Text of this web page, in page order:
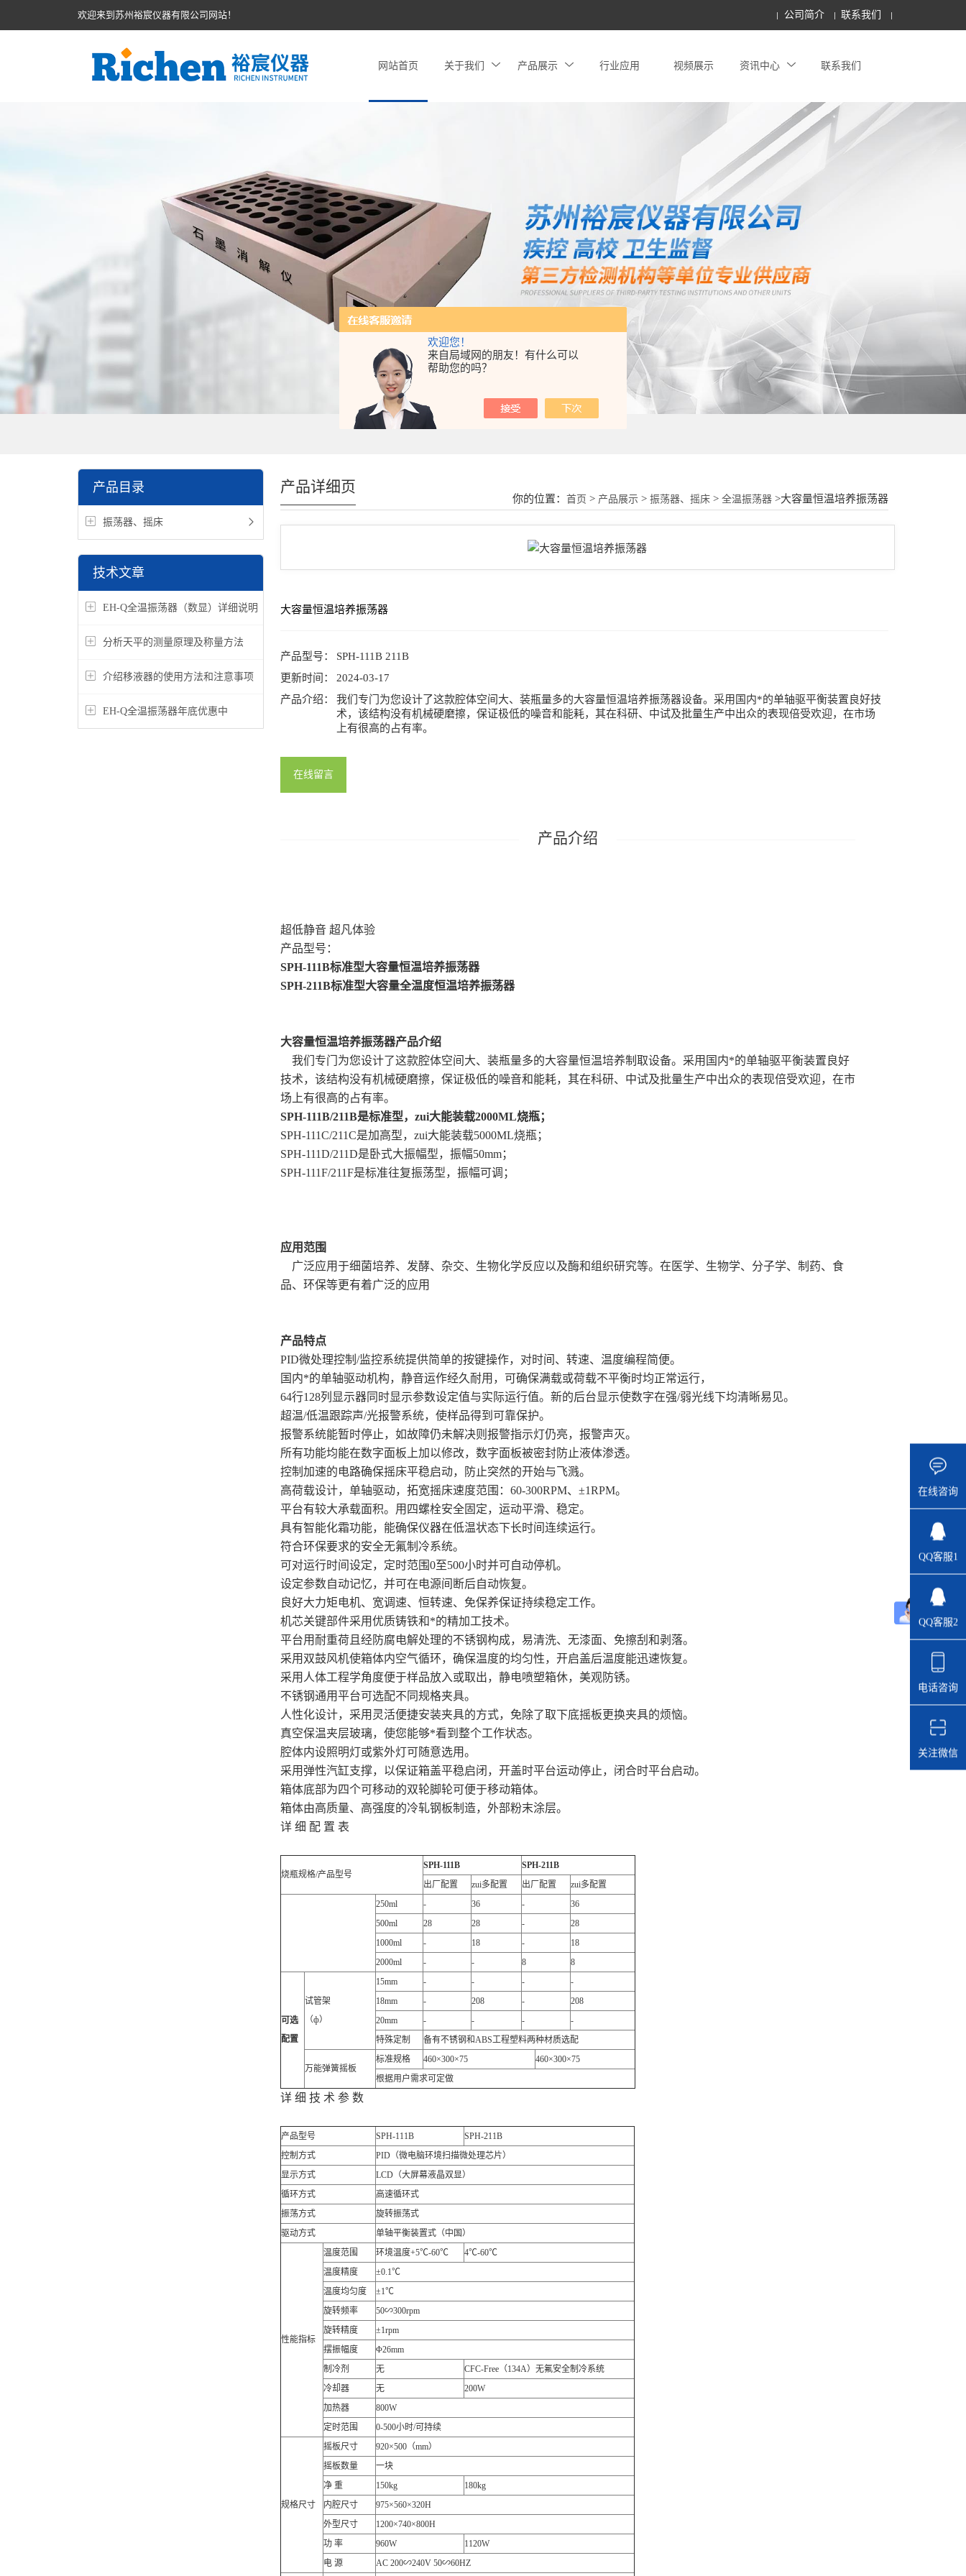
欢迎您！
来自局域网的朋友！有什么可以
帮助您的吗？
欢迎来到苏州裕宸仪器有限公司网站！ 公司简介 联系我们
网站首页 关于我们 产品展示 行业应用 视频展示 资讯中心 联系我们
产品目录
振荡器、摇床
技术文章
EH-Q全温振荡器（数显）详细说明
分析天平的测量原理及称量方法
介绍移液器的使用方法和注意事项
EH-Q全温振荡器年底优惠中
你的位置：首页 > 产品展示 >振荡器、摇床 >全温振荡器 >大容量恒温培养振荡器
产品详细页
大容量恒温培养振荡器
产品型号：
SPH-111B 211B
更新时间：
2024-03-17
产品介绍：
我们专门为您设计了这款腔体空间大、装瓶量多的大容量恒温培养振荡器设备。采用国内*的单轴驱平衡装置良好技
术，该结构没有机械硬磨擦，保证极低的噪音和能耗，其在科研、中试及批量生产中出众的表现倍受欢迎，在市场
上有很高的占有率。
在线留言
超低静音 超凡体验
产品型号：
SPH-111B标准型大容量恒温培养振荡器
SPH-211B标准型大容量全温度恒温培养振荡器
大容量恒温培养振荡器产品介绍
我们专门为您设计了这款腔体空间大、装瓶量多的大容量恒温培养制取设备。采用国内*的单轴驱平衡装置良好
技术，该结构没有机械硬磨擦，保证极低的噪音和能耗，其在科研、中试及批量生产中出众的表现倍受欢迎，在市
场上有很高的占有率。
SPH-111B/211B是标准型，zui大能装载2000ML烧瓶；
SPH-111C/211C是加高型，zui大能装载5000ML烧瓶；
SPH-111D/211D是卧式大振幅型，振幅50mm；
SPH-111F/211F是标准往复振荡型，振幅可调；
应用范围
广泛应用于细菌培养、发酵、杂交、生物化学反应以及酶和组织研究等。在医学、生物学、分子学、制药、食
品、环保等更有着广泛的应用
产品特点
PID微处理控制/监控系统提供简单的按键操作，对时间、转速、温度编程简便。
国内*的单轴驱动机构，静音运作经久耐用，可确保满载或荷载不平衡时均正常运行，
64行128列显示器同时显示参数设定值与实际运行值。新的后台显示使数字在强/弱光线下均清晰易见。
超温/低温跟踪声/光报警系统，使样品得到可靠保护。
报警系统能暂时停止，如故障仍未解决则报警指示灯仍亮，报警声灭。
所有功能均能在数字面板上加以修改，数字面板被密封防止液体渗透。
控制加速的电路确保摇床平稳启动，防止突然的开始与飞溅。
高荷载设计，单轴驱动，拓宽摇床速度范围：60-300RPM、±1RPM。
平台有较大承载面积。用四螺栓安全固定，运动平滑、稳定。
具有智能化霜功能，能确保仪器在低温状态下长时间连续运行。
符合环保要求的安全无氟制冷系统。
可对运行时间设定，定时范围0至500小时并可自动停机。
设定参数自动记忆，并可在电源间断后自动恢复。
良好大力矩电机、宽调速、恒转速、免保养保证持续稳定工作。
机芯关键部件采用优质铸铁和*的精加工技术。
平台用耐重荷且经防腐电解处理的不锈钢构成，易清洗、无漆面、免擦刮和剥落。
采用双鼓风机使箱体内空气循环，确保温度的均匀性，开启盖后温度能迅速恢复。
采用人体工程学角度便于样品放入或取出，静电喷塑箱休，美观防锈。
不锈钢通用平台可选配不同规格夹具。
人性化设计，采用灵活便捷安装夹具的方式，免除了取下底摇板更换夹具的烦恼。
真空保温夹层玻璃，使您能够*看到整个工作状态。
腔体内设照明灯或紫外灯可随意选用。
采用弹性汽缸支撑，以保证箱盖平稳启闭，开盖时平台运动停止，闭合时平台启动。
箱体底部为四个可移动的双轮脚轮可便于移动箱体。
箱体由高质量、高强度的冷轧钢板制造，外部粉末涂层。
详 细 配 置 表
烧瓶规格/产品型号
SPH-111B
SPH-211B
出厂配置
zui多配置 出厂配置
zui多配置
250ml
- 36 -
36
500ml
28 28 -
28
1000ml
- 18 -
18
2000ml
- - 8 8
可选
配置
试管架
（ф）
15mm - - -
-
18mm
- 208 -
208
20mm
- - -
-
特殊定制
备有不锈钢和ABS工程塑料两种材质选配
万能弹簧摇板
标准规格 460×300×75
460×300×75
根据用户需求可定做
详 细 技 术 参 数
产品型号 SPH-111B
SPH-211B
控制方式
PID（微电脑环境扫描微处理芯片）
显示方式
LCD（大屏幕液晶双显）
循环方式
高速循环式
振荡方式
旋转振荡式
驱动方式
单轴平衡装置式（中国）
性能指标
温度范围 环境温度+5℃-60℃
4℃-60℃
温度精度
±0.1℃
温度均匀度
±1℃
旋转频率
50∽300rpm
旋转精度
±1rpm
摆振幅度
Φ26mm
制冷剂
无
CFC-Free（134A）无氟安全制冷系统
冷却器
无
200W
加热器
800W
定时范围
0-500小时/可持续
规格尺寸
摇板尺寸
920×500（mm）
摇板数量
一块
净 重
150kg
180kg
内腔尺寸
975×560×320H
外型尺寸
1200×740×800H
功 率
960W
1120W
电 源
AC 200∽240V 50∽60HZ
在线咨询
QQ客服1
QQ客服2
电话咨询
关注微信